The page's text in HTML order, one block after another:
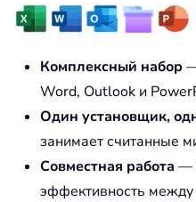
Комплексный набор
Word, Outlook и
Один установщик,
занимает считанные
Совместная работа —
эффективность